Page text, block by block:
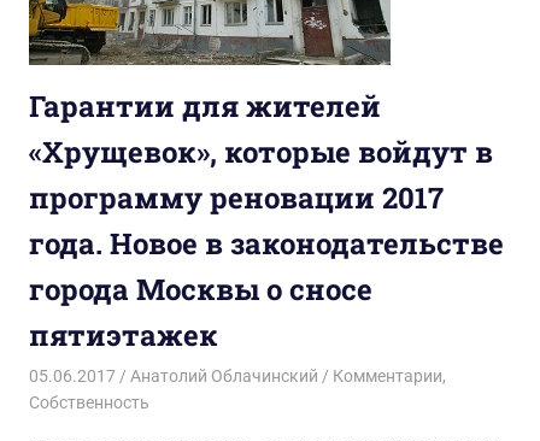
Гарантии для жителей
«Хрущевок», которые войдут в
программу реновации 2017
года. Новое в законодательстве
города Москвы о сносе
пятиэтажек
05.06.2017 Анатолий Облачинский Комментарии,
Собственность